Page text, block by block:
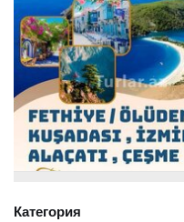
Категория